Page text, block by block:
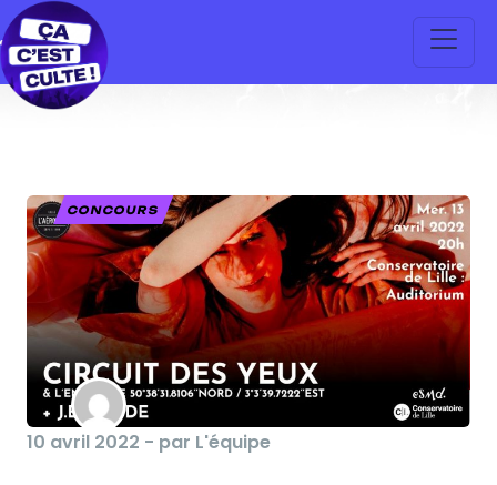
CONCOURS
10 avril 2022 - par L'équipe